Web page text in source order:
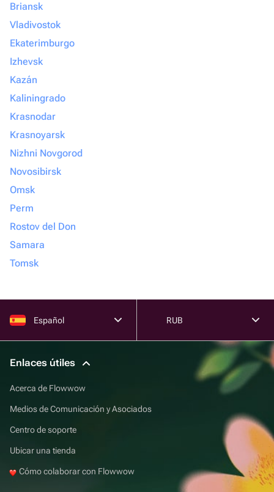
Briansk
Vladivostok
Ekaterimburgo
Izhevsk
Kazán
Kaliningrado
Krasnodar
Krasnoyarsk
Nizhni Novgorod
Novosibirsk
Omsk
Perm
Rostov del Don
Samara
Tomsk
Español RUB
Enlaces útiles
Acerca de Flowwow
Medios de Comunicación y Asociados
Centro de soporte
Ubicar una tienda
Cómo colaborar con Flowwow